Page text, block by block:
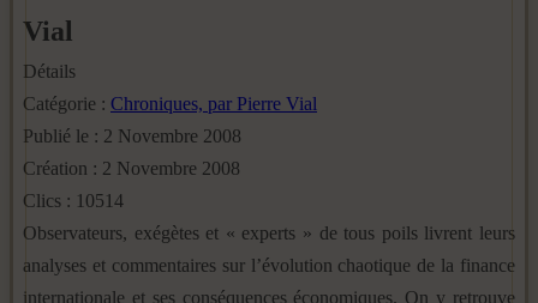
Vial
Détails
Catégorie : Chroniques, par Pierre Vial
Publié le : 2 Novembre 2008
Création : 2 Novembre 2008
Clics : 10514
Observateurs, exégètes et « experts » de tous poils livrent leurs
analyses et commentaires sur l’évolution chaotique de la finance
internationale et ses conséquences économiques. On y retrouve